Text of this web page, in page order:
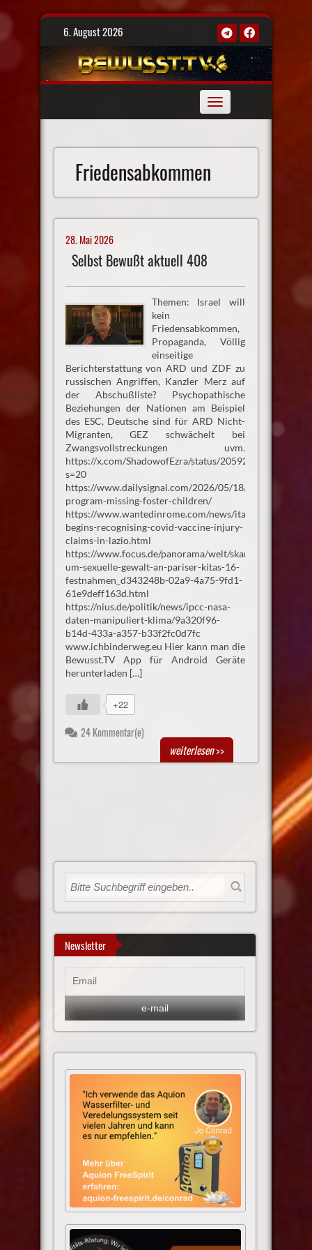
Skip
6. August 2026
Toggle
navigation
Friedensabkommen
28. Mai 2026
Selbst Bewußt aktuell 408
Themen: Israel will
kein
Friedensabkommen,
Propaganda, Völlig
einseitige
Berichterstattung von ARD und ZDF zu
russischen Angriffen, Kanzler Merz auf
der Abschußliste? Psychopathische
Beziehungen der Nationen am Beispiel
des ESC, Deutsche sind für ARD Nicht-
Migranten, GEZ schwächelt bei
Zwangsvollstreckungen uvm.
https://x.com/ShadowofEzra/status/
s=20
https://www.dailysignal.com/2026/05/18/hhs-
program-missing-foster-children/
https://www.wantedinrome.com/news/italy-
begins-recognising-covid-vaccine-injury-
claims-in-lazio.html
https://www.focus.de/panorama/welt/skandal-
um-sexuelle-gewalt-an-pariser-kitas-16-
festnahmen_d343248b-02a9-4a75-9fd1-
61e9deff163d.html
https://nius.de/politik/news/ipcc-nasa-
daten-manipuliert-klima/9a320f96-
b14d-433a-a357-b33f2fc0d7fc
www.ichbinderweg.eu Hier kann man die
Bewusst.TV App für Android Geräte
herunterladen […]
+22
24 Kommentar(e)
weiterlesen>>
Newsletter